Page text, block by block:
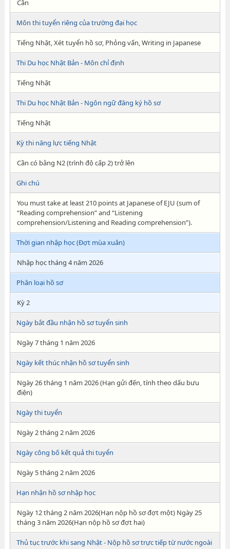
Cần
Môn thi tuyển riêng của trường đại học
Tiếng Nhật, Xét tuyển hồ sơ, Phỏng vấn, Writing in Japanese
Thi Du học Nhật Bản - Môn chỉ định
Tiếng Nhật
Thi Du học Nhật Bản - Ngôn ngữ đăng ký hồ sơ
Tiếng Nhật
Kỳ thi năng lực tiếng Nhật
Cần có bằng N2 (trình độ cấp 2) trở lên
Ghi chú
You must take at least 210 points at Japanese of EJU (sum of
“Reading comprehension” and “Listening
comprehension/Listening and Reading comprehension”).
Thời gian nhập học (Đợt mùa xuân)
Nhập học tháng 4 năm 2026
Phân loại hồ sơ
Kỳ 2
Ngày bắt đầu nhận hồ sơ tuyển sinh
Ngày 7 tháng 1 năm 2026
Ngày kết thúc nhận hồ sơ tuyển sinh
Ngày 26 tháng 1 năm 2026 (Hạn gửi đến, tính theo dấu bưu
điện)
Ngày thi tuyển
Ngày 2 tháng 2 năm 2026
Ngày công bố kết quả thi tuyển
Ngày 5 tháng 2 năm 2026
Hạn nhận hồ sơ nhập học
Ngày 12 tháng 2 năm 2026(Hạn nộp hồ sơ đợt một) Ngày 25
tháng 3 năm 2026(Hạn nộp hồ sơ đợt hai)
Thủ tục trước khi sang Nhật - Nộp hồ sơ trực tiếp từ nước ngoài